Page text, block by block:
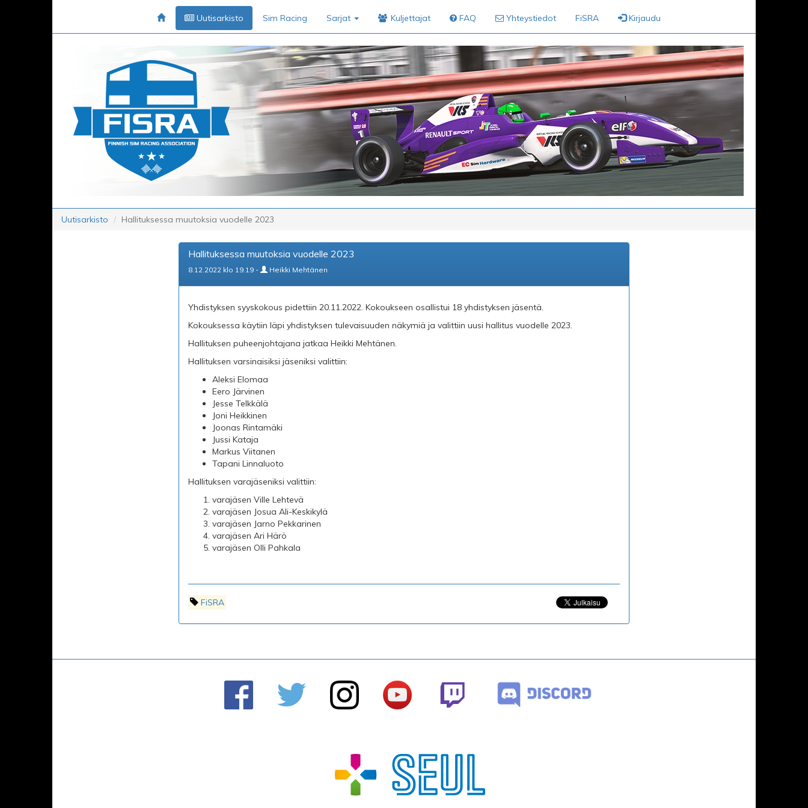
Uutisarkisto Sim Racing Sarjat Kuljettajat FAQ Yhteystiedot FiSRA Kirjaudu
Uutisarkisto Hallituksessa muutoksia vuodelle 2023
Hallituksessa muutoksia vuodelle 2023
8.12.2022 klo 19.19 - Heikki Mehtänen
Yhdistyksen syyskokous pidettiin 20.11.2022. Kokoukseen osallistui 18 yhdistyksen jäsentä.
Kokouksessa käytiin läpi yhdistyksen tulevaisuuden näkymiä ja valittiin uusi hallitus vuodelle 2023.
Hallituksen puheenjohtajana jatkaa Heikki Mehtänen.
Hallituksen varsinaisiksi jäseniksi valittiin:
Aleksi Elomaa
Eero Järvinen
Jesse Telkkälä
Joni Heikkinen
Joonas Rintamäki
Jussi Kataja
Markus Viitanen
Tapani Linnaluoto
Hallituksen varajäseniksi valittiin:
varajäsen Ville Lehtevä
varajäsen Josua Ali-Keskikylä
varajäsen Jarno Pekkarinen
varajäsen Ari Härö
varajäsen Olli Pahkala
FiSRA